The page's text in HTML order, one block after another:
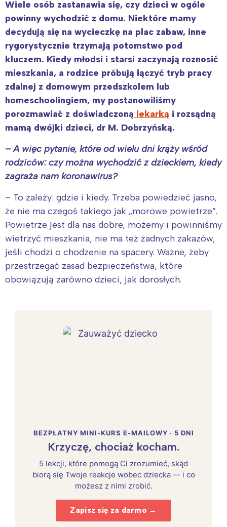
Wiele osób zastanawia się, czy dzieci w ogóle
powinny wychodzić z domu. Niektóre mamy
decydują się na wycieczkę na plac zabaw, inne
rygorystycznie trzymają potomstwo pod
kluczem. Kiedy młodsi i starsi zaczynają roznosić
mieszkania, a rodzice próbują łączyć tryb pracy
zdalnej z domowym przedszkolem lub
homeschoolingiem, my postanowiliśmy
porozmawiać z doświadczoną lekarką i rozsądną
mamą dwójki dzieci, dr M. Dobrzyńską.
– A więc pytanie, które od wielu dni krąży wśród
rodziców: czy można wychodzić z dzieckiem, kiedy
zagraża nam koronawirus?
– To zależy: gdzie i kiedy. Trzeba powiedzieć jasno,
że nie ma czegoś takiego jak „morowe powietrze”.
Powietrze jest dla nas dobre, możemy i powinniśmy
wietrzyć mieszkania, nie ma też żadnych zakazów,
jeśli chodzi o chodzenie na spacery. Ważne, żeby
przestrzegać zasad bezpieczeństwa, które
obowiązują zarówno dzieci, jak dorosłych.
BEZPŁATNY MINI-KURS E-MAILOWY · 5 DNI
Krzyczę, chociaż kocham.
5 lekcji, które pomogą Ci zrozumieć, skąd
biorą się Twoje reakcje wobec dziecka — i co
możesz z nimi zrobić.
Zapisz się za darmo →